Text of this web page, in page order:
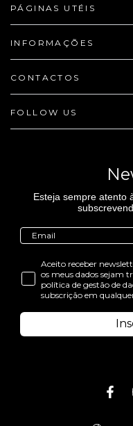
PÁGINAS UTÉIS
INFORMAÇÕES
CONTACTOS
FOLLOW US
Esteja sempre atento
Aceito receber
os meus dados sejam
política de gestão de
subscrição em